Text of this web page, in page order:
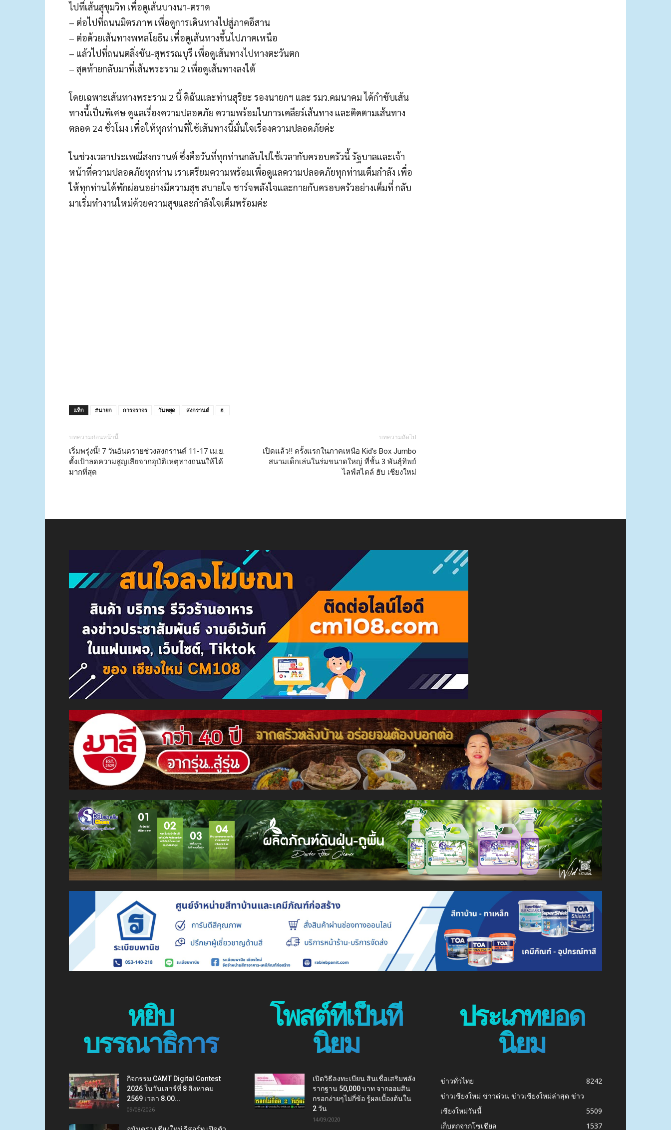
ไปที่เส้นสุขุมวิท เพื่อดูเส้นบางนา-ตราด
– ต่อไปที่ถนนมิตรภาพ เพื่อดูการเดินทางไปสู่ภาคอีสาน
– ต่อด้วยเส้นทางพหลโยธิน เพื่อดูเส้นทางขึ้นไปภาคเหนือ
– แล้วไปที่ถนนตลิ่งชัน-สุพรรณบุรี เพื่อดูเส้นทางไปทางตะวันตก
– สุดท้ายกลับมาที่เส้นพระราม 2 เพื่อดูเส้นทางลงใต้
โดยเฉพาะเส้นทางพระราม 2 นี้ ดิฉันและท่านสุริยะ รองนายกฯ และ รมว.คมนาคม ได้กำชับเส้น
ทางนี้เป็นพิเศษ ดูแลเรื่องความปลอดภัย ความพร้อมในการเคลียร์เส้นทาง และติดตามเส้นทาง
ตลอด 24 ชั่วโมง เพื่อให้ทุกท่านที่ใช้เส้นทางนี้มั่นใจเรื่องความปลอดภัยค่ะ
ในช่วงเวลาประเพณีสงกรานต์ ซึ่งคือวันที่ทุกท่านกลับไปใช้เวลากับครอบครัวนี้ รัฐบาลและเจ้า
หน้าที่ความปลอดภัยทุกท่าน เราเตรียมความพร้อมเพื่อดูแลความปลอดภัยทุกท่านเต็มกำลัง เพื่อ
ให้ทุกท่านได้พักผ่อนอย่างมีความสุข สบายใจ ชาร์จพลังใจและกายกับครอบครัวอย่างเต็มที่ กลับ
มาเริ่มทำงานใหม่ด้วยความสุขและกำลังใจเต็มพร้อมค่ะ
แท็ก #นายก การจราจร วันหยุด สงกรานต์ ฮ.
บทความก่อนหน้านี้
เริ่มพรุ่งนี้! 7 วันอันตรายช่วงสงกรานต์ 11-17 เม.ย.
ตั้งเป้าลดความสูญเสียจากอุบัติเหตุทางถนนให้ได้
มากที่สุด
บทความถัดไป
เปิดแล้ว!! ครั้งแรกในภาคเหนือ Kid’s Box Jumbo
สนามเด็กเล่นในร่มขนาดใหญ่ ที่ชั้น 3 พันธุ์ทิพย์
ไลฟ์สไตล์ ฮับ เชียงใหม่
หยิบ
บรรณาธิการ
กิจกรรม CAMT Digital Contest
2026 ในวันเสาร์ที่ 8 สิงหาคม
2569 เวลา 8.00...
09/08/2026
โพสต์ที่เป็นที่
นิยม
เปิดวิธีลงทะเบียน สินเชื่อเสริมพลัง
รากฐาน 50,000 บาท จากออมสิน
กรอกง่ายๆไม่กี่ข้อ รู้ผลเบื้องต้นใน
2 วัน
14/09/2020
ประเภทยอด
นิยม
ข่าวทั่วไทย
8242
ข่าวเชียงใหม่ ข่าวด่วน ข่าวเชียงใหม่ล่าสุด ข่าว
เชียงใหม่วันนี้
5509
เก็บตกจากโซเชียล
1537